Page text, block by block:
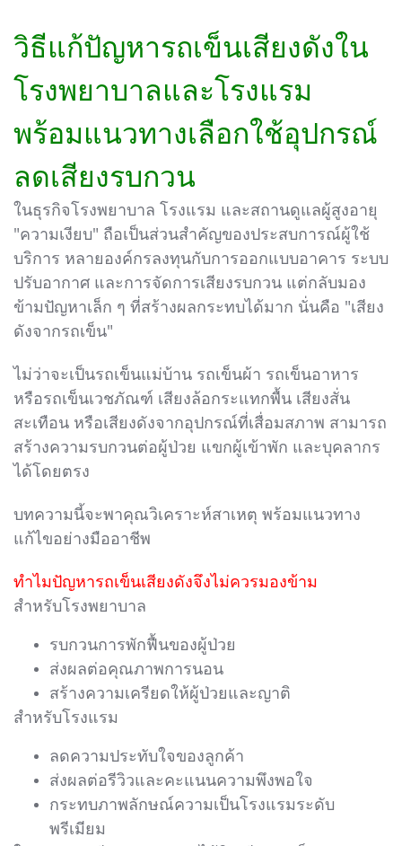
วิธีแก้ปัญหารถเข็นเสียงดังใน
โรงพยาบาลและโรงแรม
พร้อมแนวทางเลือกใช้อุปกรณ์
ลดเสียงรบกวน
ในธุรกิจโรงพยาบาล โรงแรม และสถานดูแลผู้สูงอายุ
"ความเงียบ" ถือเป็นส่วนสำคัญของประสบการณ์ผู้ใช้
บริการ หลายองค์กรลงทุนกับการออกแบบอาคาร ระบบ
ปรับอากาศ และการจัดการเสียงรบกวน แต่กลับมอง
ข้ามปัญหาเล็ก ๆ ที่สร้างผลกระทบได้มาก นั่นคือ "เสียง
ดังจากรถเข็น"
ไม่ว่าจะเป็นรถเข็นแม่บ้าน รถเข็นผ้า รถเข็นอาหาร
หรือรถเข็นเวชภัณฑ์ เสียงล้อกระแทกพื้น เสียงสั่น
สะเทือน หรือเสียงดังจากอุปกรณ์ที่เสื่อมสภาพ สามารถ
สร้างความรบกวนต่อผู้ป่วย แขกผู้เข้าพัก และบุคลากร
ได้โดยตรง
บทความนี้จะพาคุณวิเคราะห์สาเหตุ พร้อมแนวทาง
แก้ไขอย่างมืออาชีพ
ทำไมปัญหารถเข็นเสียงดังจึงไม่ควรมองข้าม
สำหรับโรงพยาบาล
รบกวนการพักฟื้นของผู้ป่วย
ส่งผลต่อคุณภาพการนอน
สร้างความเครียดให้ผู้ป่วยและญาติ
สำหรับโรงแรม
ลดความประทับใจของลูกค้า
ส่งผลต่อรีวิวและคะแนนความพึงพอใจ
กระทบภาพลักษณ์ความเป็นโรงแรมระดับ
พรีเมียม